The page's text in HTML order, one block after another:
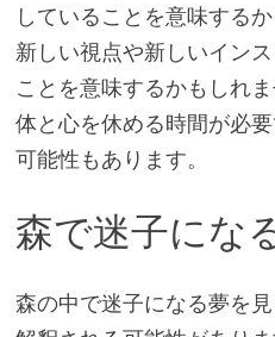
していることを意味する
新しい視点や新しいイン
ことを意味するかもしれ
体と心を休める時間が必
可能性もあります。
森で迷子にな
森の中で迷子になる夢を